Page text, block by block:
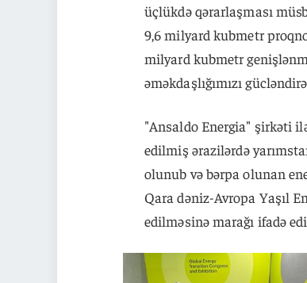
üçlükdə qərarlaşması
9,6 milyard kubmetr
milyard kubmetr
əməkdaşlığımızı
"Ansaldo Energia" şirkəti
edilmiş ərazilərdə
olunub və bərpa olunan
Qara dəniz-Avropa Yaşıl
edilməsinə marağı ifadə